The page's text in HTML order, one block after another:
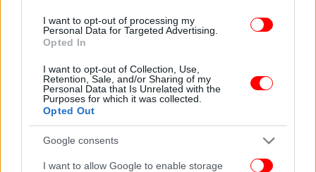
I want to opt-out of processing my
Personal Data for Targeted Advertising.
Opted In
I want to opt-out of Collection, Use,
Retention, Sale, and/or Sharing of my
Personal Data that Is Unrelated with the
Purposes for which it was collected.
Opted Out
Google consents
I want to allow Google to enable storage